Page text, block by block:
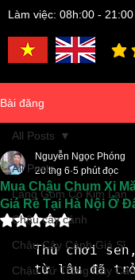
Làm việc: 08h:00 -
Bài đăng
All Posts
Làng Gốm Cổ Kim Lan
Chậu cây cảnh
Chậu Cây Cảnh Giá Sỉ
Chậu Sứ Trồng Cây
All Posts
Mua Chậu Chum Xi
Giá Rẻ Tại Hà Nội Ở
Nguyễn Ngọc Phóng
20 thg 6 5 phút đọc
Đã xếp hạng NaN/5
Thú chơi
từ lâu đã trở